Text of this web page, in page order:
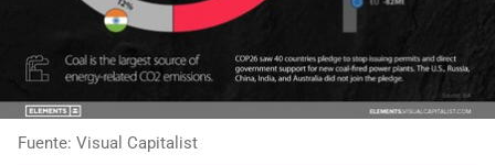
Fuente: Visual Capitalist